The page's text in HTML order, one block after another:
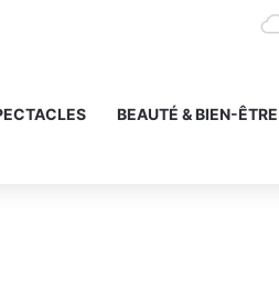
BEAUTÉ & BIEN-ÊTRE